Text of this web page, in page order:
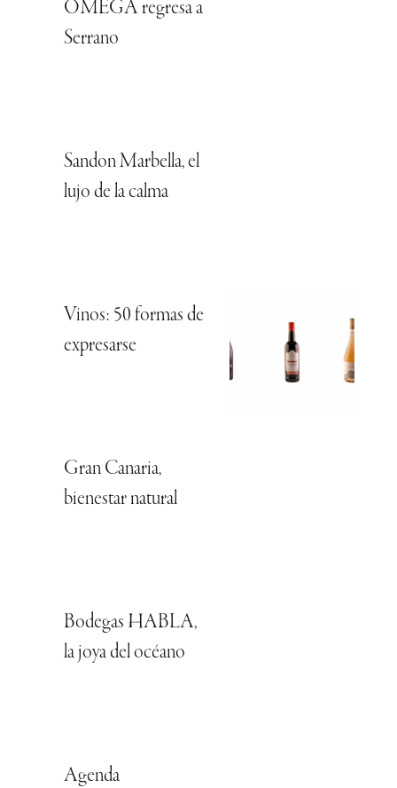
OMEGA regresa a
Serrano
Sandon Marbella, el
lujo de la calma
Vinos: 50 formas de
expresarse
Gran Canaria,
bienestar natural
Bodegas HABLA,
la joya del océano
Agenda